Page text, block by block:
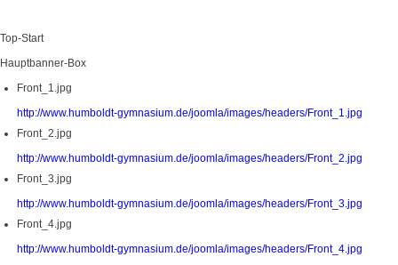
Top-Start
Hauptbanner-Box
Front_1.jpg
http://www.humboldt-gymnasium.de/joomla/images/headers/Front_1.jpg
Front_2.jpg
http://www.humboldt-gymnasium.de/joomla/images/headers/Front_2.jpg
Front_3.jpg
http://www.humboldt-gymnasium.de/joomla/images/headers/Front_3.jpg
Front_4.jpg
http://www.humboldt-gymnasium.de/joomla/images/headers/Front_4.jpg